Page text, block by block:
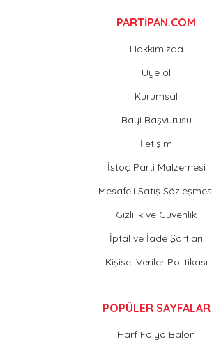
PARTİPAN.COM
Hakkımızda
Üye ol
Kurumsal
Bayi Başvurusu
İletişim
İstoç Parti Malzemesi
Mesafeli Satış Sözleşmesi
Gizlilik ve Güvenlik
İptal ve İade Şartları
Kişisel Veriler Politikası
POPÜLER SAYFALAR
Harf Folyo Balon